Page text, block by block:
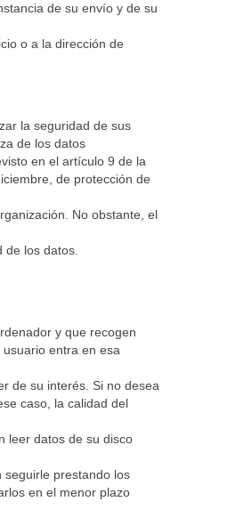
de su envío y de su
o a la dirección de
la seguridad de sus
de los datos
en el artículo 9 de la
de protección de
No obstante, el
los datos.
y que recogen
entra en esa
de su interés. Si no desea
caso, la calidad del
leer datos de su disco
seguirle prestando los
en el menor plazo